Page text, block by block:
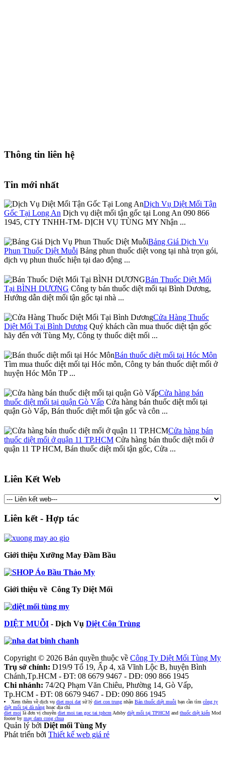
Thông tin liên hệ
Tin mới nhất
Dịch Vụ Diệt Mối Tận
Gốc Tại Long An Dịch vụ diệt mối tận gốc tại Long An 090 866
1945, CTY TNHH-TM- DỊCH VỤ TÙNG MY Nhận ...
Bảng Giá Dịch Vụ
Phun Thuốc Diệt Muỗi Bảng phun thuốc diệt vong tại nhà trọn gói,
dịch vụ phun thuốc hiện tại dao động ...
Bán Thuốc Diệt Mối
Tại BÌNH DƯƠNG Công ty bán thuốc diệt mối tại Bình Dương,
Hướng dẫn diệt mối tận gốc tại nhà ...
Cửa Hàng Thuốc
Diệt Mối Tại Bình Dương Quý khách cần mua thuốc diệt tận gốc
hãy đến với Tùng My, Công ty thuốc diệt mối ...
Bán thuốc diệt mối tại Hóc Môn
Tìm mua thuốc diệt mối tại Hóc môn, Công ty bán thuốc diệt mối ở
huyện Hóc Môn TP ...
Cửa hàng bán
thuốc diệt mối tại quận Gò Vấp Cửa hàng bán thuốc diệt mối tại
quận Gò Vấp, Bán thuốc diệt mối tận gốc và côn ...
Cửa hàng bán
thuốc diệt mối ở quận 11 TP.HCM Cửa hàng bán thuốc diệt mối ở
quận 11 TP HCM, Bán thuốc diệt mối tận gốc, Cửa ...
Liên Kết Web
Liên kết - Hợp tác
Giới thiệu Xưỡng May Đầm Bầu
Giới thiệu về Công Ty Diệt Mối
DIỆT MUỖI - Dịch Vụ Diệt Côn Trùng
Copyright © 2026 Bản quyền thuộc về Công Ty Diệt Mối Tùng My
Trụ sở chính: D19/9 Tổ 19, Ấp 4, xã Vĩnh Lộc B, huyện Bình
Chánh,Tp.HCM - ĐT: 08 6679 9467 - DĐ: 090 866 1945
Chi nhánh: 74/2Q Phạm Văn Chiêu, Phường 14, Gò Vấp,
Tp.HCM - ĐT: 08 6679 9467 - DĐ: 090 866 1945
Xem thêm về dịch vụ diet moi dat sử lý diet con trung nhận Bán thuốc diệt muỗi bạn cần tìm công ty
diệt mối tại đà nẵng hoạc địa chỉ
diet moi là đơn vị chuyên diet moi tan goc tai tphcm Adsby diệt mối tại TPHCM and thuốc diệt kiến Mod
footer by may dam cong chua
Quản lý bởi Diệt mối Tùng My
Phát triển bởi Thiết kế web giá rẻ